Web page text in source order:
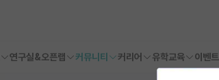
연구실&오픈랩 커뮤니티 커리어 유학교육 이벤트